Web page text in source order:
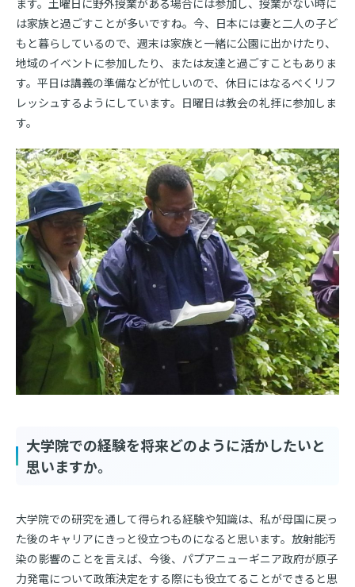
ます。土曜日に野外授業がある場合には参加し、授業がない時に
は家族と過ごすことが多いですね。今、日本には妻と二人の子ど
もと暮らしているので、週末は家族と一緒に公園に出かけたり、
地域のイベントに参加したり、または友達と過ごすこともありま
す。平日は講義の準備などが忙しいので、休日にはなるべくリフ
レッシュするようにしています。日曜日は教会の礼拝に参加しま
す。
大学院での経験を将来どのように活かしたいと
思いますか。
大学院での研究を通して得られる経験や知識は、私が母国に戻っ
た後のキャリアにきっと役立つものになると思います。放射能汚
染の影響のことを言えば、今後、パプアニューギニア政府が原子
力発電について政策決定をする際にも役立てることができると思